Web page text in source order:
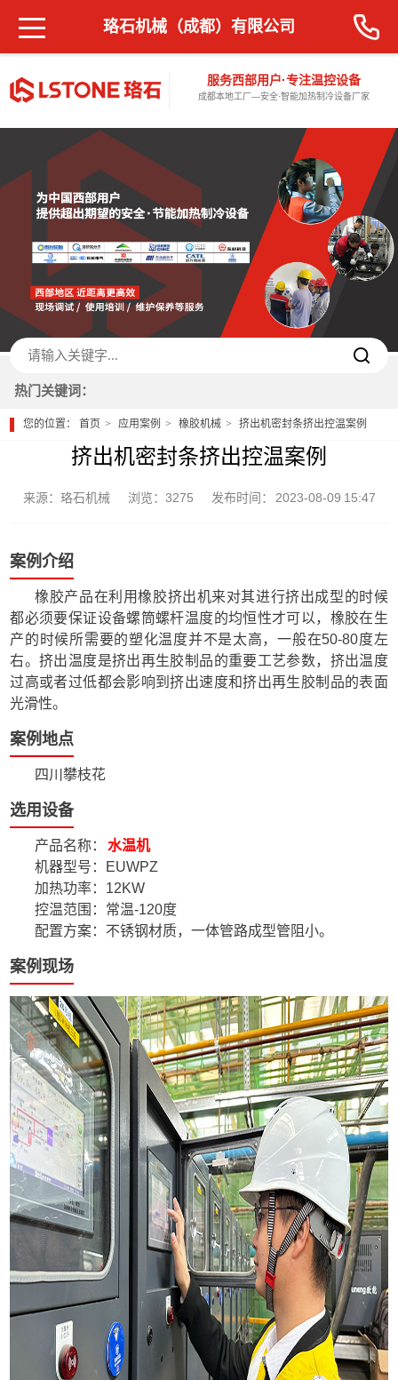
服务西部用户·专注温控设备
成都本地工厂—安全·智能加热制冷设备厂家
珞石机械（成都）有限公司
热门关键词：
您的位置：首页 应用案例 橡胶机械 挤出机密封条挤出控温案例
挤出机密封条挤出控温案例
来源：珞石机械 浏览：3275 发布时间： 2023-08-09 15:47
案例介绍
橡胶产品在利用橡胶挤出机来对其进行挤出成型的时候
都必须要保证设备螺筒螺杆温度的均恒性才可以，橡胶在生
产的时候所需要的塑化温度并不是太高，一般在50-80度左
右。挤出温度是挤出再生胶制品的重要工艺参数，挤出温度
过高或者过低都会影响到挤出速度和挤出再生胶制品的表面
光滑性。
案例地点
四川攀枝花
选用设备
产品名称：
水温机
机器型号：EUWPZ
加热功率：12KW
控温范围：常温-120度
配置方案：不锈钢材质，一体管路成型管阻小。
案例现场